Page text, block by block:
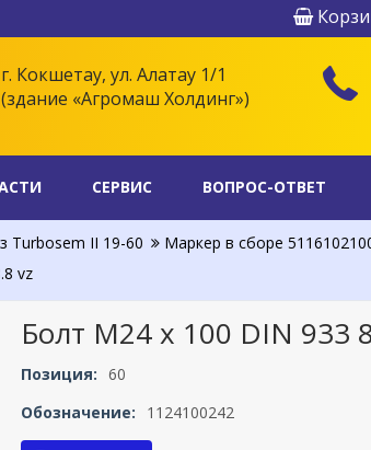
г. Кокшетау, ул. Алатау 1/1
(здание «Агромаш Холдинг»)
СЕРВИС ВОПРОС-ОТВЕТ
Turbosem II 19-60
Маркер в сборе
vz
Болт М24 x 100 DIN 933
Позиция: 60
Обозначение:
1124100242